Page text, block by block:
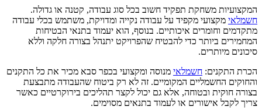
המקצועיות משחקת תפקיד חשוב בכל סוג עבודה, קטנה או גדולה.
חשמלאי מקצועי מקפיד על עבודה נקייה ומדויקת, משתמש בכלי עבודה
מתקדמים וחומרים איכותיים. בנוסף, הוא יעמוד בתנאי הבטיחות
המחמירים ביותר כדי להבטיח שהפרויקט יתנהל בצורה חלקה וללא
סיכונים מיותרים.
הכרת התקנים: חשמלאי מנוסה ומקצועי בכפר סבא מכיר את כל התקנים
והחוקים החשמליים המקומיים. זה לא רק ביטוח שהעבודה מתבצעת
בצורה חוקית ובטוחה, אלא גם יכול לקצר תהליכים בירוקרטיים כאשר
צריך לקבל אישורים או לעמוד בתנאים מסוימים.